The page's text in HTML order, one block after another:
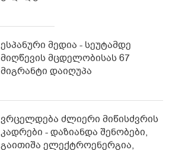
ესპანური მედია - სეუტამდე
მიღწევის მცდელობისას 67
მიგრანტი დაიღუპა
ვრცელდება ძლიერი მიწისძვრის
კადრები - დაზიანდა შენობები,
გაითიშა ელექტროენერგია,